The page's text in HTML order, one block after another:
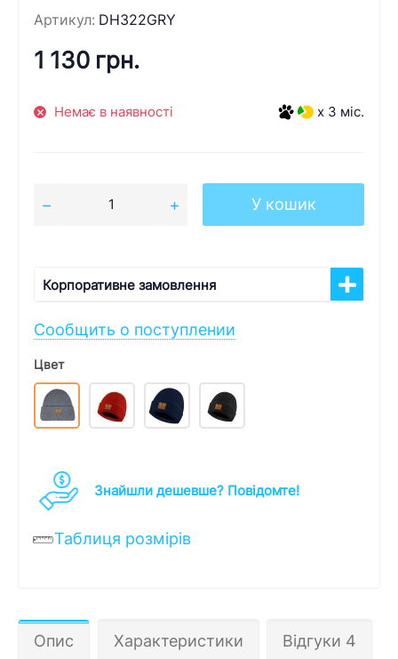
Артикул: DH322GRY
1 130 грн.
Немає в наявності x 3 міс.
У кошик
Корпоративне замовлення
Сообщить о поступлении
Цвет
Знайшли дешевше? Повідомте!
Таблиця розмірів
Опис Характеристики Відгуки 4